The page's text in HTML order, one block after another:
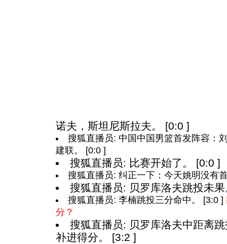
诺夫，斯坦尼斯拉夫。 [0:0 ]
搜狐直播员: 中国中国男篮首发阵容：
建联。 [0:0 ]
搜狐直播员: 比赛开始了。 [0:0 ]
搜狐直播员: 纠正一下：今天姚明没有
搜狐直播员: 贝罗库洛夫跳投未
搜狐直播员: 李楠跳投三分命中。 [3:0 ]
分？
搜狐直播员: 贝罗库洛夫中距离
补进得分。 [3:2 ]